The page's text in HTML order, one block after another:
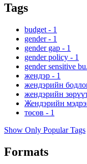
Tags
budget - 1
gender - 1
gender gap - 1
gender policy - 1
gender sensitive
жендэр - 1
жендэрийн
жендэрийн
Жендэрийн
төсөв - 1
Show Only Popular Tags
Formats